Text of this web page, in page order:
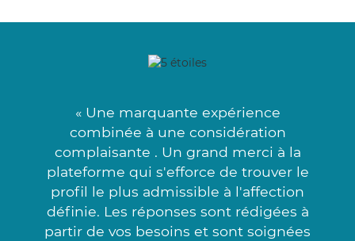
« Une marquante expérience
combinée à une considération
complaisante . Un grand merci à la
plateforme qui s'efforce de trouver le
profil le plus admissible à l'affection
définie. Les réponses sont rédigées à
partir de vos besoins et sont soignées